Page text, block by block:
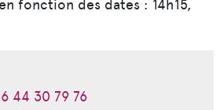
fonction des dates : 14h15,
44 30 79 76